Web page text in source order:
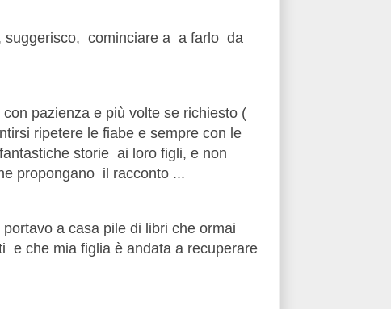
suggerisco, cominciare a a farlo da
pazienza e più volte se richiesto (
ripetere le fiabe e sempre con le
storie ai loro figli, e non
propongano il racconto ...
a casa pile di libri che ormai
e che mia figlia è andata a recuperare